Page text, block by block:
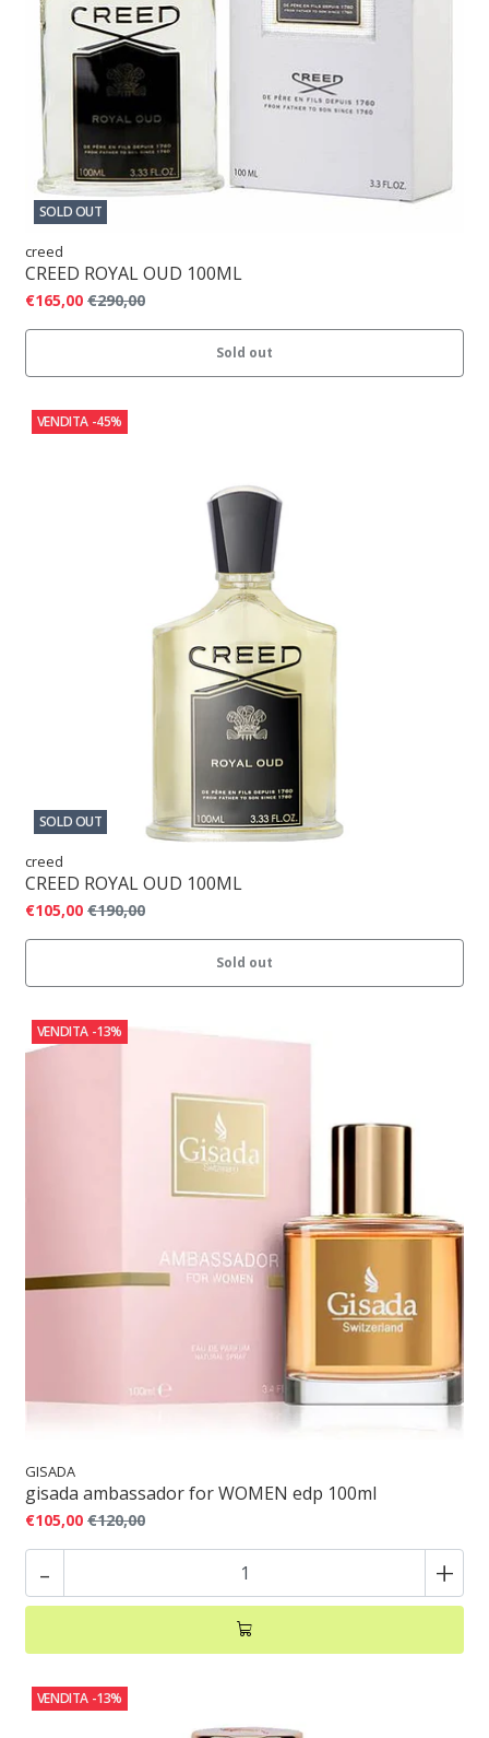
SOLD OUT
creed
CREED ROYAL OUD 100ML
€165,00 €290,00
Sold out
VENDITA -45%
SOLD OUT
creed
CREED ROYAL OUD 100ML
€105,00 €190,00
Sold out
VENDITA -13%
GISADA
gisada ambassador for WOMEN edp 100ml
€105,00 €120,00
- +
VENDITA -13%